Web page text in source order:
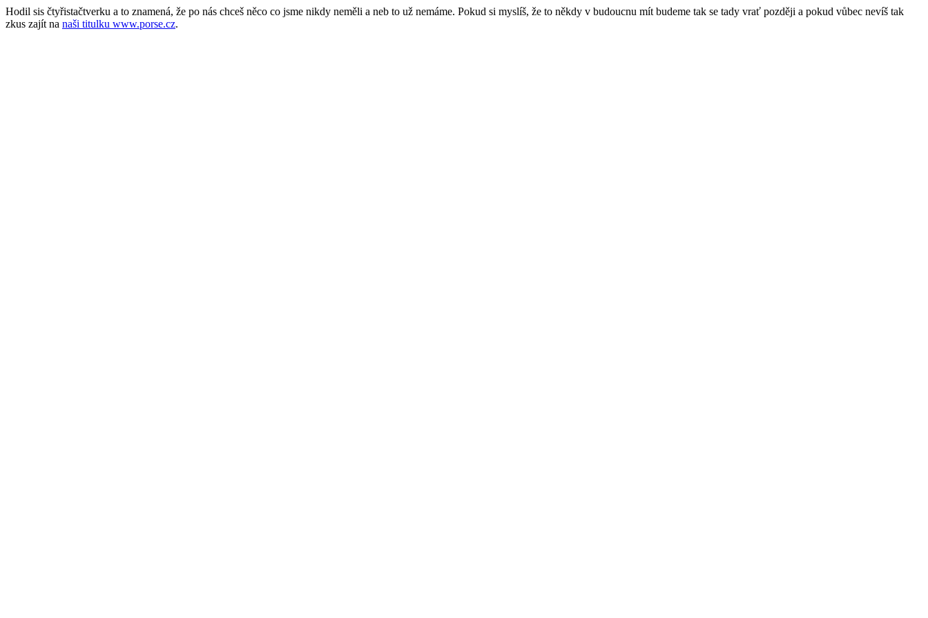
Hodil sis čtyřistačtverku a to znamená, že po nás chceš něco co jsme nikdy neměli a neb to už nemáme. Pokud si myslíš, že to někdy v budoucnu mít budeme tak se tady vrať později a pokud vůbec nevíš tak
zkus zajít na naši titulku www.porse.cz.